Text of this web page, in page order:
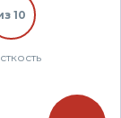
10